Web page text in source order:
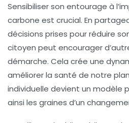
Sensibiliser son entourage à
carbone est crucial. En
décisions prises pour réduire
citoyen peut encourager
démarche. Cela crée une
améliorer la santé de notre
individuelle devient un modèle
ainsi les graines d’un